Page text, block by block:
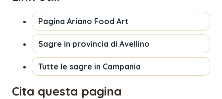
Pagina Ariano Food Art
Sagre in provincia di Avellino
Tutte le sagre in Campania
Cita questa pagina